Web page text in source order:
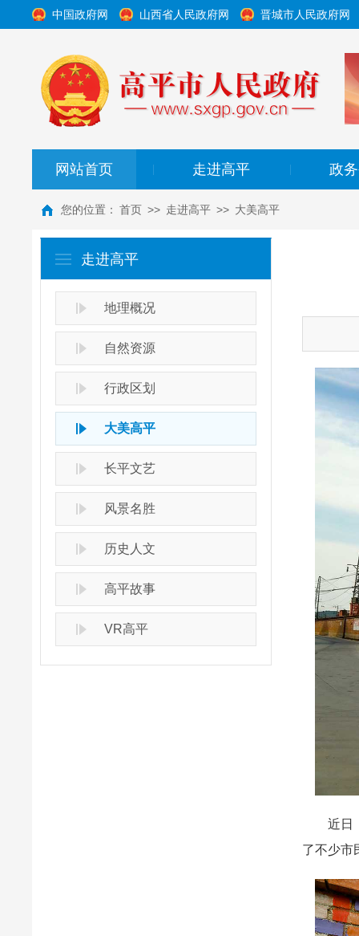
中国政府网 山西省人民政府网 晋城市人民政府网
网站首页 走进高平 政
您的位置： 首页 >> 走进高平 >> 大美高平
走进高平
地理概况
自然资源
行政区划
大美高平
长平文艺
风景名胜
历史人文
高平故事
VR高平
近日，
了不少市